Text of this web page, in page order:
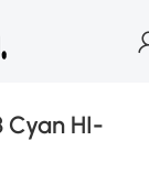
Cyan HI-